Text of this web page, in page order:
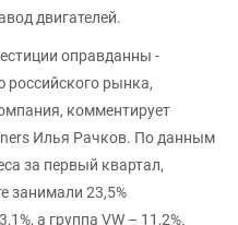
двигателей.
оправданны -
российского рынка,
комментирует
Илья Рачков. По данным
за первый квартал,
занимали 23,5%
а группа VW – 11,2%.